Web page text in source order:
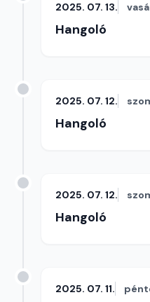
2025. 07. 13.
Hangoló
2025. 07. 12.
Hangoló
2025. 07. 12.
Hangoló
2025. 07. 11.